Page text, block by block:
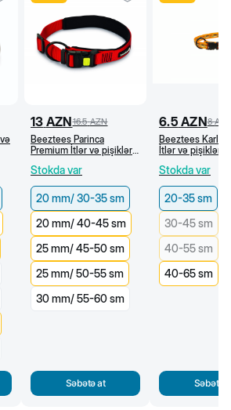
13 AZN16.5 AZN
Beeztees Parinca
Premium İtlər və pişiklər
mm/30-35 sm)
Stokda var
20 mm/ 30-35 sm
20 mm/ 40-45 sm
25 mm/ 45-50 sm
25 mm/ 50-55 sm
30 mm/ 55-60 sm
Səbətə at
6.5 AZN8
Beeztees Karlie
İtlər və pişiklər
narıncı (20-35
Stokda var
20-35 sm
30-45 sm
40-55 sm
40-65 sm
Səbətə